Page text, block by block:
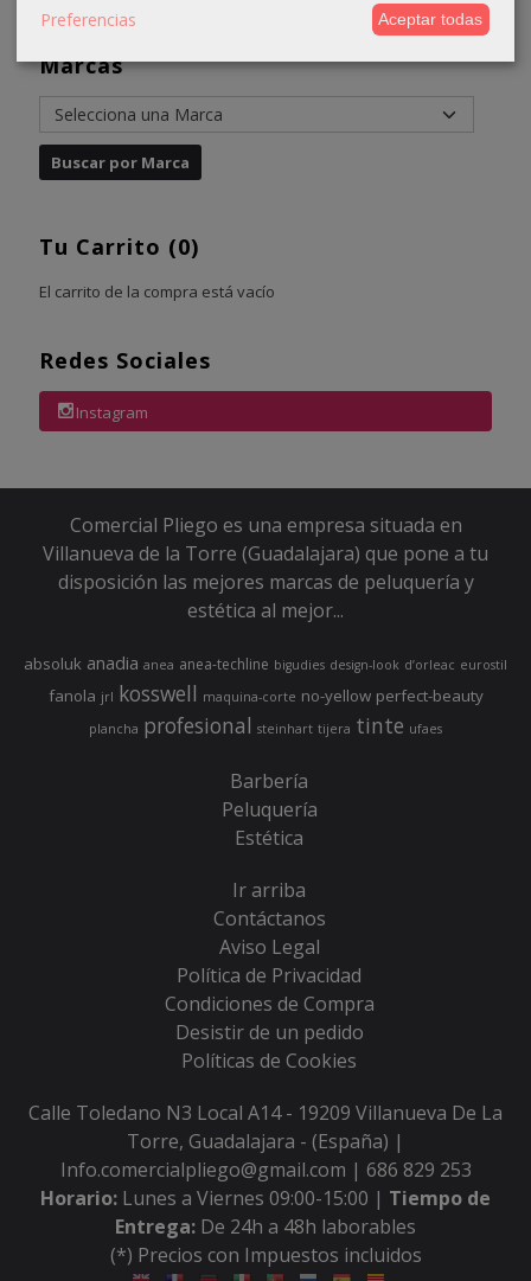
Marcas
Tu Carrito (0)
El carrito de la compra está vacío
Redes Sociales
Instagram
Comercial Pliego es una empresa situada en
Villanueva de la Torre (Guadalajara) que pone a tu
disposición las mejores marcas de peluquería y
estética al mejor...
absoluk anadia anea anea-techline bigudies design-look d’orleac eurostil
fanola jrl kosswell maquina-corte no-yellow perfect-beauty
plancha profesional steinhart tijera tinte ufaes
Barbería
Peluquería
Estética
Ir arriba
Contáctanos
Aviso Legal
Política de Privacidad
Condiciones de Compra
Desistir de un pedido
Políticas de Cookies
Calle Toledano N3 Local A14 - 19209 Villanueva De La
Torre, Guadalajara - (España) |
Info.comercialpliego@gmail.com | 686 829 253
Horario: Lunes a Viernes 09:00-15:00 | Tiempo de
Entrega: De 24h a 48h laborables
(*) Precios con Impuestos incluidos
Preferencias Aceptar todas